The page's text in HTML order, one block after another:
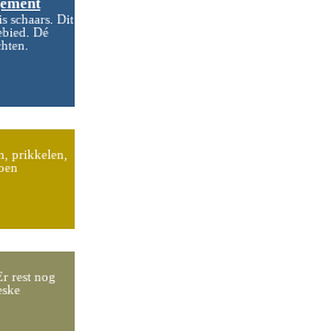
schaars. Dit
Dé
prikkelen,
rest nog